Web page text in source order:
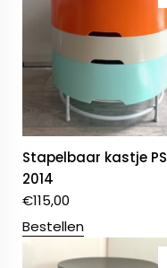
Stapelbaar kastje PS
2014
€115,00
Bestellen